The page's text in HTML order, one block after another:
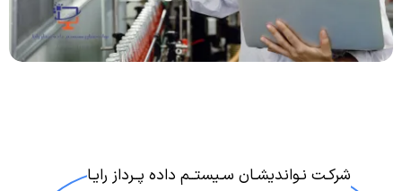
شرکـت نـواندیشـان سـیستــم داده پــرداز رایـا